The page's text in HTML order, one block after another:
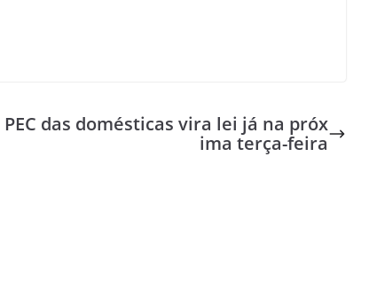
PEC das domésticas vira lei já na próx
ima terça-feira